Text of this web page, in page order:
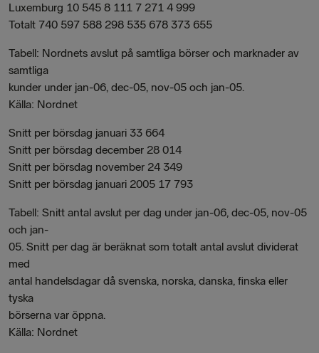
Luxemburg 10 545 8 111 7 271 4 999
Totalt 740 597 588 298 535 678 373 655
Tabell: Nordnets avslut på samtliga börser och marknader av
samtliga
kunder under jan-06, dec-05, nov-05 och jan-05.
Källa: Nordnet
Snitt per börsdag januari 33 664
Snitt per börsdag december 28 014
Snitt per börsdag november 24 349
Snitt per börsdag januari 2005 17 793
Tabell: Snitt antal avslut per dag under jan-06, dec-05, nov-05
och jan-
05. Snitt per dag är beräknat som totalt antal avslut dividerat
med
antal handelsdagar då svenska, norska, danska, finska eller
tyska
börserna var öppna.
Källa: Nordnet